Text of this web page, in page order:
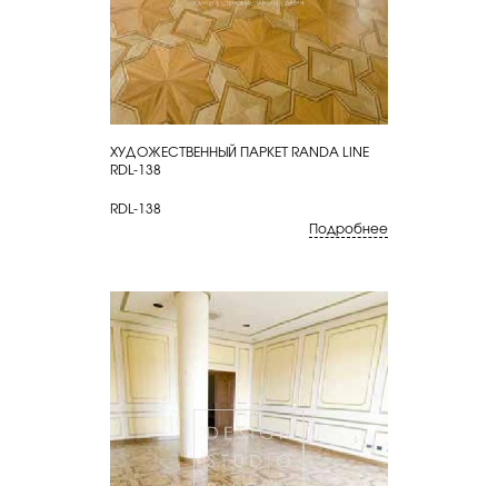
КУПИТЬ
ХУДОЖЕСТВЕННЫЙ ПАРКЕТ RANDA LINE
RDL-138
RDL-138
Подробнее